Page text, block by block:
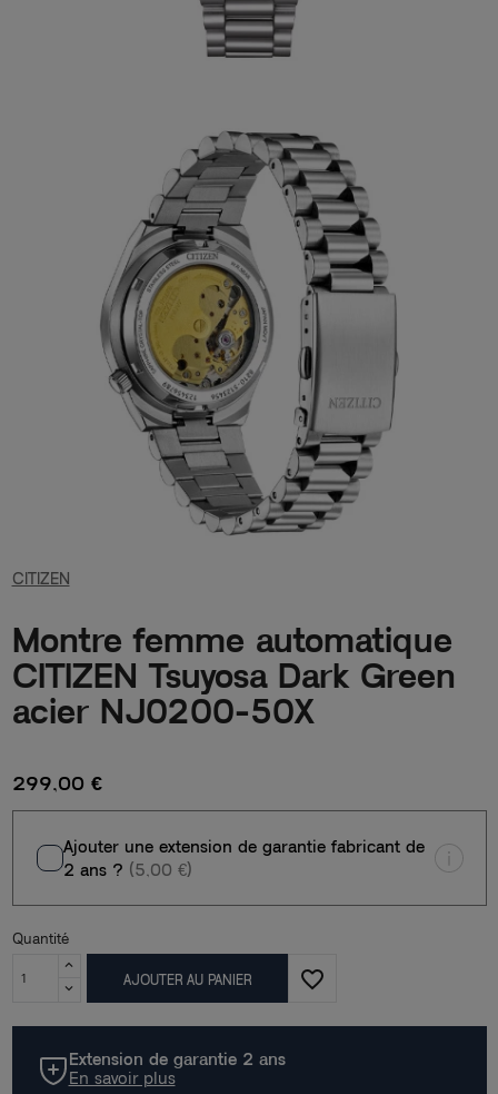
CITIZEN
Montre femme automatique
CITIZEN Tsuyosa Dark Green
acier NJ0200-50X
299,00 €
Ajouter une extension de garantie fabricant de
2 ans ? (5,00 €)
Quantité
AJOUTER AU PANIER favorite_border
Extension de garantie 2 ans
En savoir plus